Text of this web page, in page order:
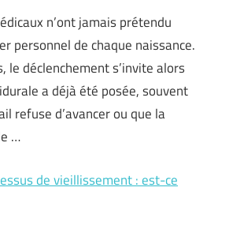
n’ont jamais prétendu
personnel de chaque naissance.
le déclenchement s’invite alors
a déjà été posée, souvent
refuse d’avancer ou que la
…
de vieillissement : est-ce